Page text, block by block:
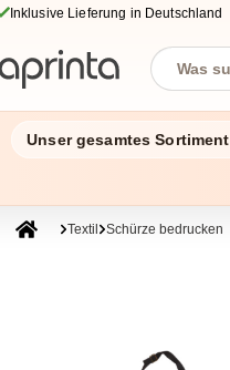
Inklusive Lieferung in Deutschland
Unser gesamtes Sortiment
Textil Schürze bedrucken